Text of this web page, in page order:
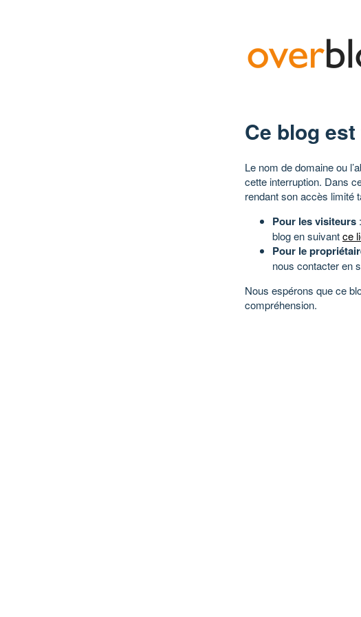
Ce blog
Le nom de domaine ou
cette interruption. Dans
rendant son accès limité
Pour les visiteurs
blog en suivantce
Pour le
nous contacter en
Nous espérons que ce
compréhension.